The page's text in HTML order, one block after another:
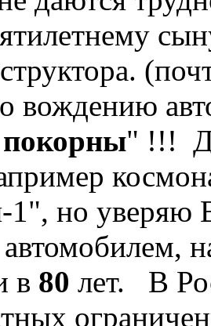
вождению
покорны" !!!
но уверяю
автомобилем,
в 80 лет. В